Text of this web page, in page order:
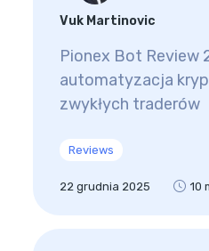
Vuk Martinovic
Pionex Bot Review
automatyzacja
zwykłych traderów
Reviews
22 grudnia 2025 10